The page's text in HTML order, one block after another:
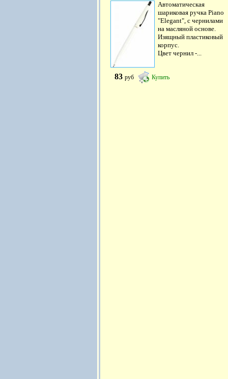
Автоматическая
шариковая ручка Piano
"Elegant", с чернилами
на масляной основе.
Изящный пластиковый
корпус.
Цвет чернил -...
83 руб Купить